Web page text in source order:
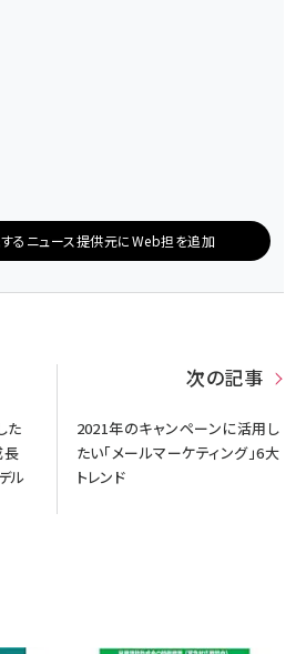
るニュース提供元にWeb担を追加
た
長
ル
次の記事
2021年のキャンペーンに活用し
たい「メールマーケティング」6大
トレンド